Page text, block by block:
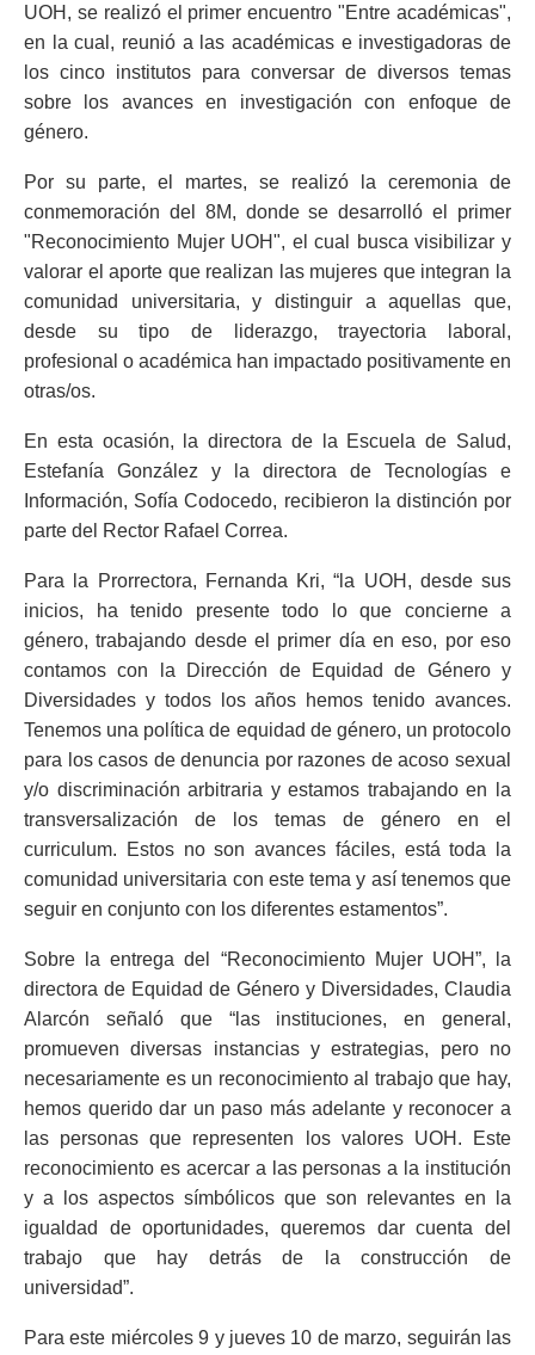
UOH, se realizó el primer encuentro "Entre académicas",
en la cual, reunió a las académicas e investigadoras de
los cinco institutos para conversar de diversos temas
sobre los avances en investigación con enfoque de
género.
Por su parte, el martes, se realizó la ceremonia de
conmemoración del 8M, donde se desarrolló el primer
"Reconocimiento Mujer UOH", el cual busca visibilizar y
valorar el aporte que realizan las mujeres que integran la
comunidad universitaria, y distinguir a aquellas que,
desde su tipo de liderazgo, trayectoria laboral,
profesional o académica han impactado positivamente en
otras/os.
En esta ocasión, la directora de la Escuela de Salud,
Estefanía González y la directora de Tecnologías e
Información, Sofía Codocedo, recibieron la distinción por
parte del Rector Rafael Correa.
Para la Prorrectora, Fernanda Kri, “la UOH, desde sus
inicios, ha tenido presente todo lo que concierne a
género, trabajando desde el primer día en eso, por eso
contamos con la Dirección de Equidad de Género y
Diversidades y todos los años hemos tenido avances.
Tenemos una política de equidad de género, un protocolo
para los casos de denuncia por razones de acoso sexual
y/o discriminación arbitraria y estamos trabajando en la
transversalización de los temas de género en el
curriculum. Estos no son avances fáciles, está toda la
comunidad universitaria con este tema y así tenemos que
seguir en conjunto con los diferentes estamentos”.
Sobre la entrega del “Reconocimiento Mujer UOH”, la
directora de Equidad de Género y Diversidades, Claudia
Alarcón señaló que “las instituciones, en general,
promueven diversas instancias y estrategias, pero no
necesariamente es un reconocimiento al trabajo que hay,
hemos querido dar un paso más adelante y reconocer a
las personas que representen los valores UOH. Este
reconocimiento es acercar a las personas a la institución
y a los aspectos símbólicos que son relevantes en la
igualdad de oportunidades, queremos dar cuenta del
trabajo que hay detrás de la construcción de
universidad”.
Para este miércoles 9 y jueves 10 de marzo, seguirán las